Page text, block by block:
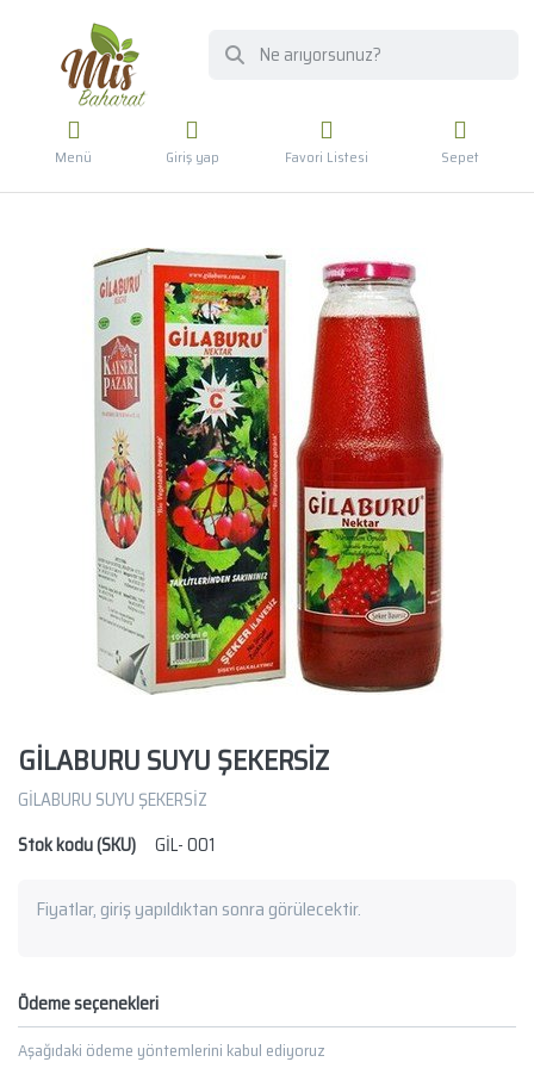
Menü Giriş yap Favori Listesi Sepet
GİLABURU SUYU ŞEKERSİZ
GİLABURU SUYU ŞEKERSİZ
Stok kodu (SKU)
GİL- 001
Fiyatlar, giriş yapıldıktan sonra görülecektir.
Ödeme seçenekleri
Aşağıdaki ödeme yöntemlerini kabul ediyoruz